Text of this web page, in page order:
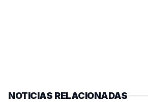
NOTICIAS RELACIONADAS